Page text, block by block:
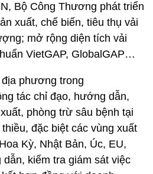
Bộ Công Thương phát triển
xuất, chế biến, tiêu thụ vải
mở rộng diện tích vải
VietGAP, GlobalGAP…
phương trong
tác chỉ đạo, hướng dẫn,
phòng trừ sâu bệnh tại
đặc biệt các vùng xuất
Kỳ, Nhật Bản, Úc, EU,
kiểm tra giám sát việc